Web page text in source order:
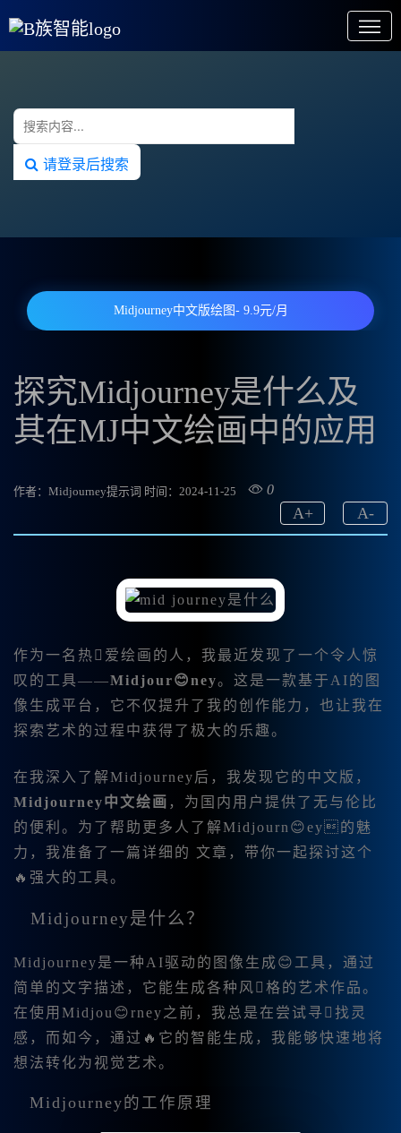
请登录后搜索
Midjourney中文版绘图- 9.9元/月
探究Midjourney是什么及
其在MJ中文绘画中的应用
作者：Midjourney提示词 时间：2024-11-25 0
A-
A+
作为一名热爱绘画的人，我最近发现了一个令人惊
叹的工具——Midjour😊ney。这是一款基于AI的图
像生成平台，它不仅提升了我的创作能力，也让我在
探索艺术的过程中获得了极大的乐趣。
在我深入了解Midjourney后，我发现它的中文版，
Midjourney中文绘画 ，为国内用户提供了无与伦比
的便利。为了帮助更多人了解Midjourn😊ey的魅
力，我准备了一篇详细的 文章，带你一起探讨这个
🔥强大的工具。
Midjourney是什么？
Midjourney是一种AI驱动的图像生成😊工具，通过
简单的文字描述，它能生成各种风格的艺术作品。
在使用Midjou😊rney之前，我总是在尝试寻找灵
感，而如今，通过🔥它的智能生成，我能够快速地将
想法转化为视觉艺术。
Midjourney的工作原理